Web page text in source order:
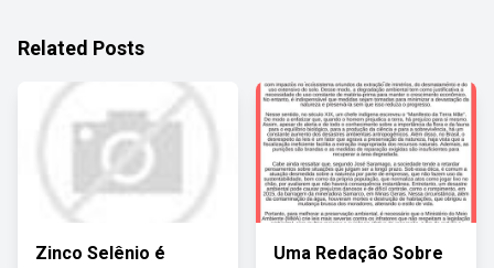
Related Posts
Zinco Selênio é
Uma Redação Sobre